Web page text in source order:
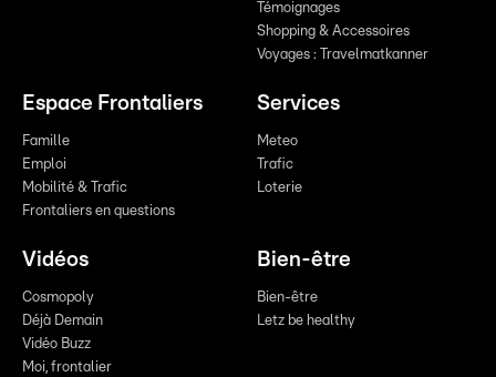
Témoignages
Shopping & Accessoires
Voyages : Travelmatkanner
Espace Frontaliers
Famille
Emploi
Mobilité & Trafic
Frontaliers en questions
Services
Meteo
Trafic
Loterie
Vidéos
Cosmopoly
Déjà Demain
Vidéo Buzz
Moi, frontalier
Bien-être
Bien-être
Letz be healthy